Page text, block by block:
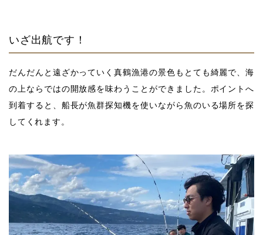
いざ出航です！
だんだんと遠ざかっていく真鶴漁港の景色もとても綺麗で、海
の上ならではの開放感を味わうことができました。ポイントへ
到着すると、船長が魚群探知機を使いながら魚のいる場所を探
してくれます。